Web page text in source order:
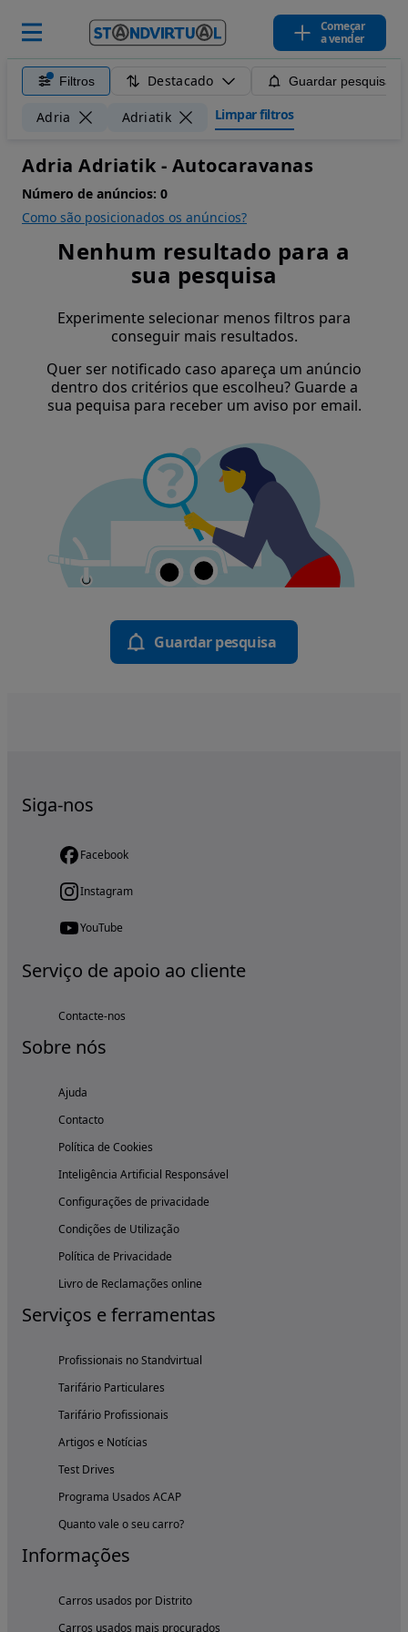
Começar
a vender
Filtros Destacado Guardar pesquisa
Adria Adriatik Limpar filtros
Adria Adriatik - Autocaravanas
Número de anúncios: 0
Como são posicionados os anúncios?
Nenhum resultado para a
sua pesquisa
Experimente selecionar menos filtros para
conseguir mais resultados.
Quer ser notificado caso apareça um anúncio
dentro dos critérios que escolheu? Guarde a
sua pequisa para receber um aviso por email.
Guardar pesquisa
Siga-nos
Facebook
Instagram
YouTube
Serviço de apoio ao cliente
Contacte-nos
Sobre nós
Ajuda
Contacto
Política de Cookies
Inteligência Artificial Responsável
Configurações de privacidade
Condições de Utilização
Política de Privacidade
Livro de Reclamações online
Serviços e ferramentas
Profissionais no Standvirtual
Tarifário Particulares
Tarifário Profissionais
Artigos e Notícias
Test Drives
Programa Usados ACAP
Quanto vale o seu carro?
Informações
Carros usados por Distrito
Carros usados mais procurados